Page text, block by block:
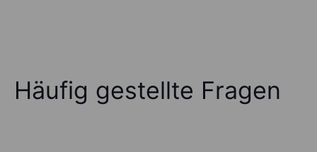
Häufig gestellte Fragen